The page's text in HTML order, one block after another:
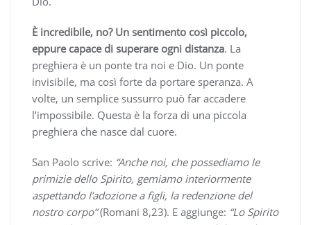
È incredibile, no? Un sentimento così piccolo,
eppure capace di superare ogni distanza. La
preghiera è un ponte tra noi e Dio. Un ponte
invisibile, ma così forte da portare speranza. A
volte, un semplice sussurro può far accadere
l’impossibile. Questa è la forza di una piccola
preghiera che nasce dal cuore.
San Paolo scrive: “Anche noi, che possediamo le
primizie dello Spirito, gemiamo interiormente
aspettando l’adozione a figli, la redenzione del
nostro corpo”(Romani 8,23). E aggiunge: “Lo Spirito